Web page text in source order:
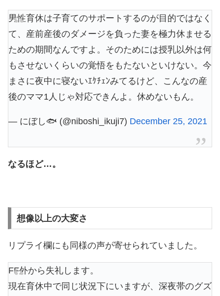
男性育休は子育てのサポートするのが目的ではなく
て、産前産後のダメージを負った妻を極力休ませる
ための期間なんですよ。そのためには授乳以外は何
もさせないくらいの覚悟をもたないといけない。今
まさに夜中に寝ないｴｹﾁｪﾝみてるけど、こんなの産
後のママ1人じゃ対応できんよ。休めないもん。
— にぼし🐟 (@niboshi_ikuji7) December 25, 2021
なるほど…。
想像以上の大変さ
リプライ欄にも同様の声が寄せられていました。
FF外から失礼します。
現在育休中で同じ状況下にいますが、深夜帯のグズ